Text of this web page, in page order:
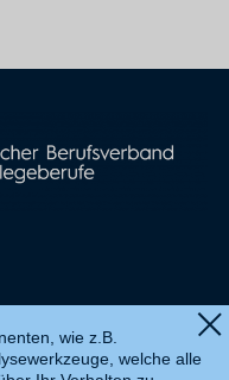
wie z.B.
welche alle